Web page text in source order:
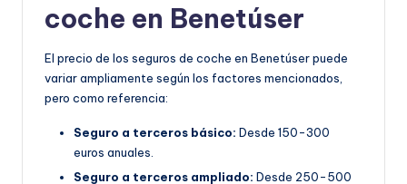
coche en Benetúser
El precio de los seguros de coche en Benetúser puede
variar ampliamente según los factores mencionados,
pero como referencia:
Seguro a terceros básico: Desde 150-300
euros anuales.
Seguro a terceros ampliado: Desde 250-500